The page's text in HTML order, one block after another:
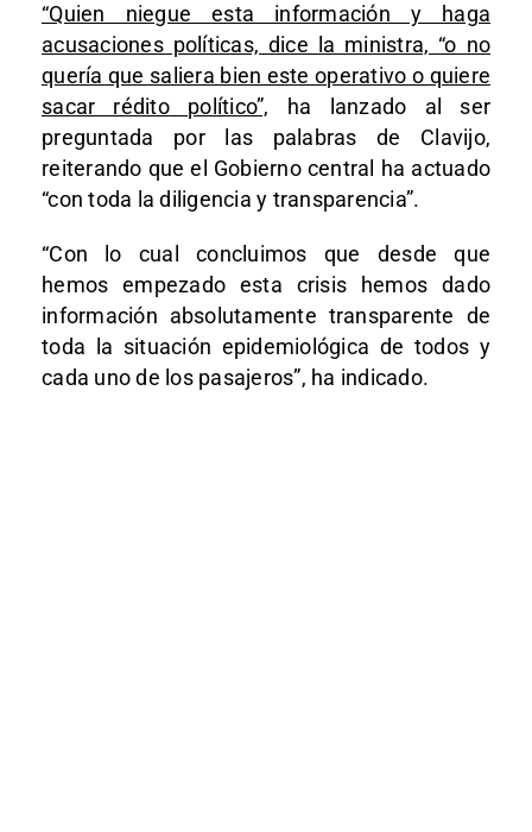
“Quien niegue esta información y haga
acusaciones políticas, dice la ministra, “o no
quería que saliera bien este operativo o quiere
sacar rédito político”, ha lanzado al ser
preguntada por las palabras de Clavijo,
reiterando que el Gobierno central ha actuado
“con toda la diligencia y transparencia”.
“Con lo cual concluimos que desde que
hemos empezado esta crisis hemos dado
información absolutamente transparente de
toda la situación epidemiológica de todos y
cada uno de los pasajeros”, ha indicado.